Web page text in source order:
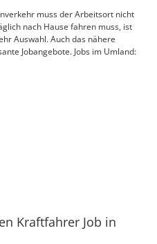
muss der Arbeitsort nicht
nach Hause fahren muss, ist
Auswahl. Auch das nähere
Jobangebote. Jobs im Umland:
Kraftfahrer Job in